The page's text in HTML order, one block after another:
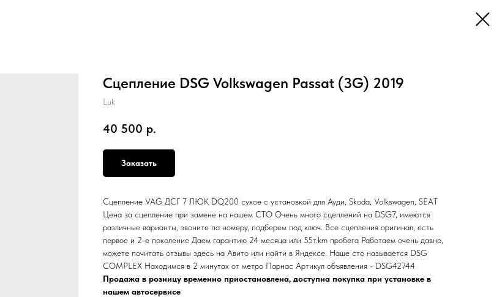
Сцепление DSG Volkswagen Passat (3G) 2019
Luk
40 500 р.
Заказать
Сцепление VAG ДСГ 7 ЛЮК DQ200 сухое с установкой для Ауди, Skoda, Volkswagen, SEAT
Цена за сцепление при замене на нашем СТО Очень много сцеплений на DSG7, имеются
различные варианты, звоните по номеру, подберем под ключ. Все сцепления оригинал, есть
первое и 2-е поколение Даем гарантию 24 месяца или 55т.km пробега Работаем очень давно,
можете почитать отзывы здесь на Авито или найти в Яндексе. Наше сто называется DSG
COMPLEX Находимся в 2 минутах от метро Парнас Артикул объявления - DSG42744
Продажа в розницу временно приостановлена, доступна покупка при установке в
нашем автосервисе